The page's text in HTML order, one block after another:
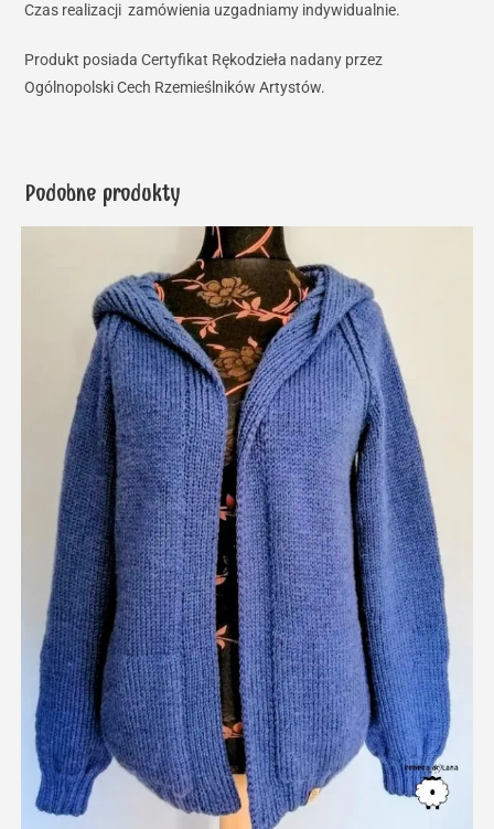
Czas realizacji zamówienia uzgadniamy indywidualnie.
Produkt posiada Certyfikat Rękodzieła nadany przez
Ogólnopolski Cech Rzemieślników Artystów.
Podobne produkty